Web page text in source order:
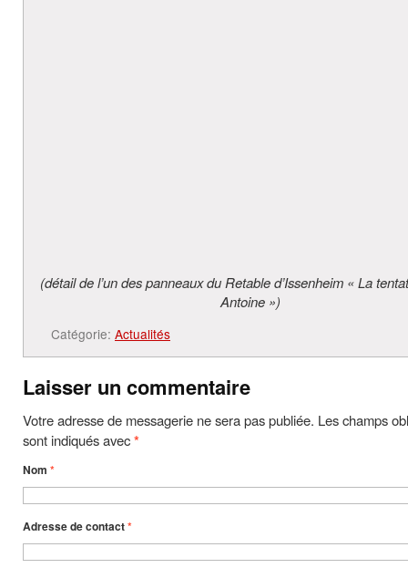
(détail de l’un des panneaux du Retable d’Issenheim « La
Antoine »)
Catégorie: Actualités
Laisser un commentaire
Votre adresse de messagerie ne sera pas publiée. Les champs
sont indiqués avec*
Nom *
Adresse de contact*